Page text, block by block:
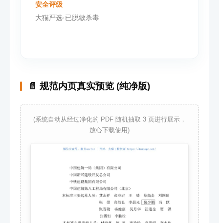
安全评级
大猫严选·已脱敏杀毒
📄 规范内页真实预览 (纯净版)
(系统自动从经过净化的 PDF 随机抽取 3 页进行展示，
放心下载使用)